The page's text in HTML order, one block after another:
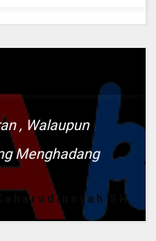
, Walaupun
Menghadang
Kaharudinsyah SH